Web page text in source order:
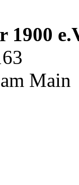
1900
Main